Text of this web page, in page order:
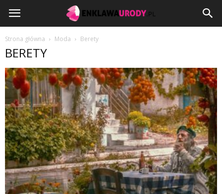
EnklawaUrody.pl
Strona główna Moda Berety
BERETY